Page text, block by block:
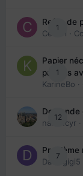
1
Refus de
Cedbri ·
1
Papier
parents
KarineBo
12
nanancyr
7
Problème
Davidgigi5